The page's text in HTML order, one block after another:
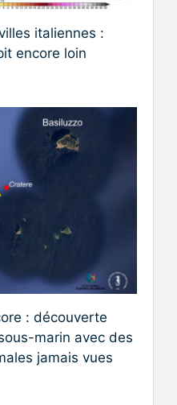
italiennes :
encore loin
: découverte
marin avec des
jamais vues